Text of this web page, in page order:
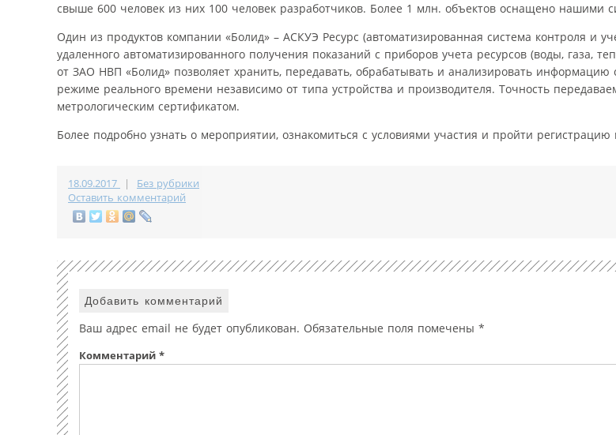
свыше 600 человек из них 100 человек разработчиков. Более 1 млн. объектов оснащено нашими
Один из продуктов компании «Болид» – АСКУЭ Ресурс (автоматизированная система контроля и
удаленного автоматизированного получения показаний с приборов учета ресурсов (воды, газа,
от ЗАО НВП «Болид» позволяет хранить, передавать, обрабатывать и анализировать информацию
режиме реального времени независимо от типа устройства и производителя. Точность
метрологическим сертификатом.
Более подробно узнать о мероприятии, ознакомиться с условиями участия и пройти
18.09.2017 |
Без рубрики
Оставить комментарий
Добавить комментарий
Ваш адрес email не будет опубликован. Обязательные поля помечены *
Комментарий *